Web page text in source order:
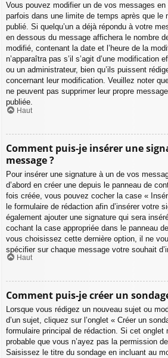
Vous pouvez modifier un de vos messages
parfois dans une limite de temps après que le
publié. Si quelqu’un a déjà répondu à votre
en dessous du message affichera le nombre
modifié, contenant la date et l’heure de la
n’apparaîtra pas s’il s’agit d’une modification
ou un administrateur, bien qu’ils puissent
concernant leur modification. Veuillez noter
ne peuvent pas supprimer leur propre
publiée.
Haut
Comment puis-je insérer une
message ?
Pour insérer une signature à un de vos
d’abord en créer une depuis le panneau de
fois créée, vous pouvez cocher la case «
le formulaire de rédaction afin d’insérer votre
également ajouter une signature qui sera
cochant la case appropriée dans le panneau
vous choisissez cette dernière option, il ne
spécifier sur chaque message votre souhait
Haut
Comment puis-je créer un
Lorsque vous rédigez un nouveau sujet ou
d’un sujet, cliquez sur l’onglet « Créer un
formulaire principal de rédaction. Si cet onglet
probable que vous n’ayez pas la permission
Saisissez le titre du sondage en incluant au